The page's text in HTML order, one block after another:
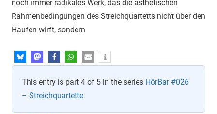
noch immer radikales Werk, das die ästhetischen
Rahmenbedingungen des Streichquartetts nicht über den
Haufen wirft, sondern
This entry is part 4 of 5 in the series HörBar #026
– Streichquartette